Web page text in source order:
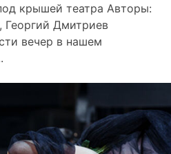
крышей театра Авторы:
Георгий Дмитриев
вечер в нашем